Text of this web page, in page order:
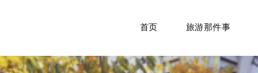
首页 旅游那件事